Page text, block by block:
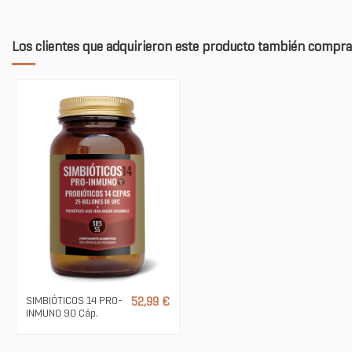
Los clientes que adquirieron este producto también
SIMBIÓTICOS 14 PRO-
INMUNO 90 Cáp.
52,99 €